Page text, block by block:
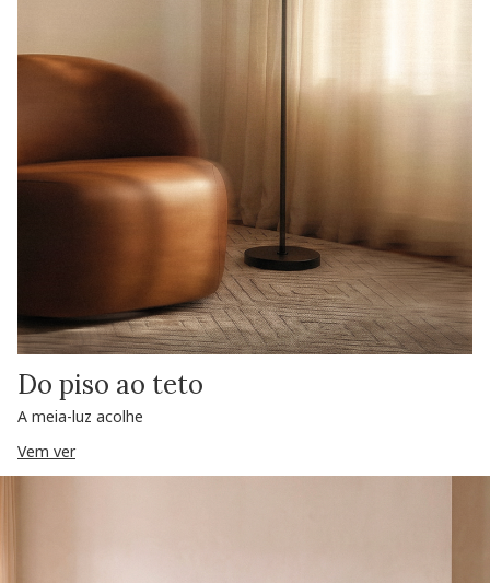
Do piso ao teto
A meia-luz acolhe
Vem ver